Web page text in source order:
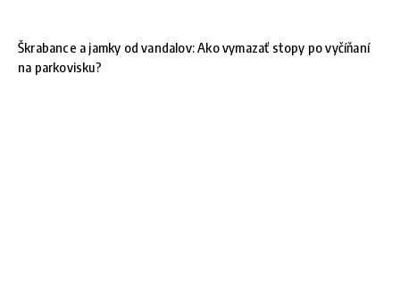
Škrabance a jamky od vandalov: Ako vymazať stopy po vyčíňaní
na parkovisku?